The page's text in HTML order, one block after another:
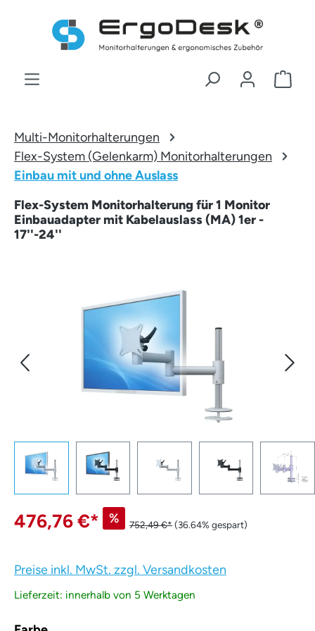
Zum Hauptinhalt springen
Multi-Monitorhalterungen
Flex-System (Gelenkarm) Monitorhalterungen
Einbau mit und ohne Auslass
Flex-System Monitorhalterung für 1 Monitor
Einbauadapter mit Kabelauslass (MA) 1er -
17''-24''
476,76 €* % 752,49 €*(36.64% gespart)
Preise inkl. MwSt. zzgl. Versandkosten
Lieferzeit: innerhalb von 5 Werktagen